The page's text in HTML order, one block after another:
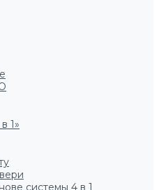
1»
системы 4 в 1